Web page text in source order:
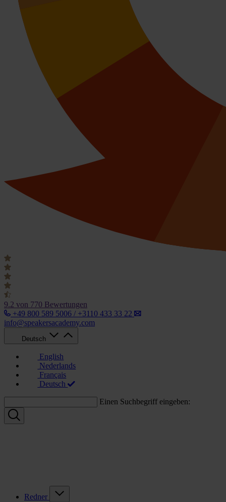
9.2 von 770 Bewertungen
+49 800 589 5006 / +3110 433 33 22
info@speakersacademy.com
Deutsch
English
Nederlands
Français
Deutsch
Einen Suchbegriff eingeben:
Redner